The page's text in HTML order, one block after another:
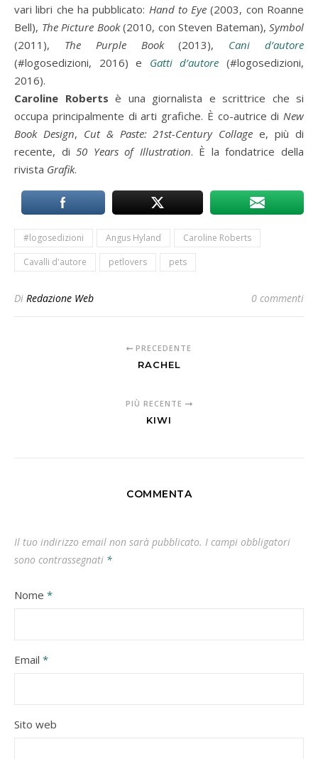
vari libri che ha pubblicato: Hand to Eye (2003, con Roanne
Bell), The Picture Book(2010, con Steven Bateman), Symbol
(2011), The Purple Book(2013), Cani d’autore
(#logosedizioni, 2016) e Gatti d’autore (#logosedizioni,
2016).
Caroline Roberts è una giornalista e scrittrice che si
occupa principalmente di arti grafiche. È co-autrice di New
Book Design, Cut & Paste: 21st-Century Collage e, più di
recente, di50 Years of Illustration. È la fondatrice della
rivista Grafik.
#logosedizioni Angus Hyland
Caroline Roberts
Cavalli d'autore
petlovers pets
Di Redazione Web 0 commenti
PRECEDENTE
RACHEL
PIÙ RECENTE
KIWI
COMMENTA
Il tuo indirizzo email non sarà pubblicato. I campi obbligatori
sono contrassegnati *
Nome *
Email *
Sito web